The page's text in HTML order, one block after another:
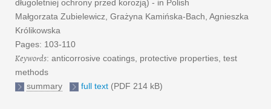
długoletniej ochrony przed korozją) - in Polish
Małgorzata Zubielewicz, Grażyna Kamińska-Bach, Agnieszka
Królikowska
Pages: 103-110
Keywords: anticorrosive coatings, protective properties, test
methods
summary
full text (PDF 214 kB)